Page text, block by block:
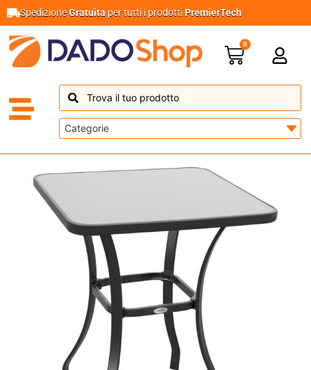
SpedizioneGratuita per tutti i prodottiPremierTech
0